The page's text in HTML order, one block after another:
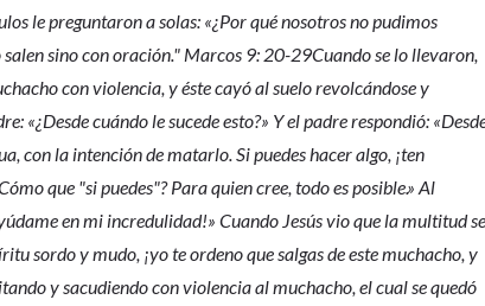
le preguntaron a solas: «¿Por qué nosotros no pudimos
sino con oración." Marcos 9: 20-29Cuando se lo llevaron,
con violencia, y éste cayó al suelo revolcándose y
«¿Desde cuándo le sucede esto?» Y el padre respondió:
con la intención de matarlo. Si puedes hacer algo, ¡ten
que "si puedes"? Para quien cree, todo es posible.» Al
en mi incredulidad!» Cuando Jesús vio que la multitud
sordo y mudo, ¡yo te ordeno que salgas de este muchacho, y
y sacudiendo con violencia al muchacho, el cual se quedó